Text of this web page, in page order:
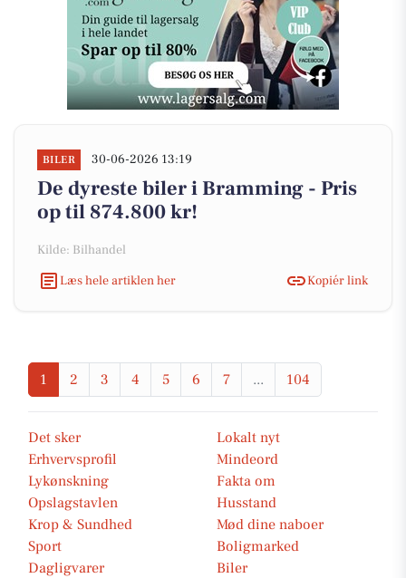
BILER 30-06-2026 13:19
De dyreste biler i Bramming - Pris
op til 874.800 kr!
Kilde: Bilhandel
Læs hele artiklen her
Kopiér link
1 2 3 4 5 6 7 ... 104
Det sker
Lokalt nyt
Erhvervsprofil
Mindeord
Lykønskning
Fakta om
Opslagstavlen
Husstand
Krop & Sundhed
Mød dine naboer
Sport
Boligmarked
Dagligvarer
Biler